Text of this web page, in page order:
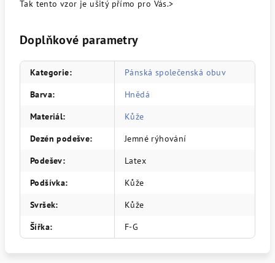
Tak tento vzor je ušitý přímo pro Vás.>
Doplňkové parametry
Kategorie:
Pánská společenská obuv
Barva:
Hnědá
Materiál:
Kůže
Dezén podešve:
Jemné rýhování
Podešev:
Latex
Podšívka:
Kůže
Svršek:
Kůže
Šířka: F-G